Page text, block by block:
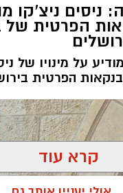
ניסים ניצ'קו
הפרטית של
על מינויו של
הפרטית
קרא עוד